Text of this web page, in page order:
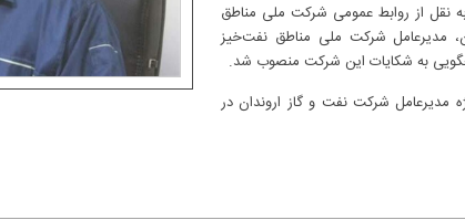
نقل از روابط عمومی شرکت ملی مناطق
مدیرعامل شرکت ملی مناطق نفت‌خیز
به شکايات این شرکت منصوب شد.
مديرعامل شركت نفت و گاز اروندان در